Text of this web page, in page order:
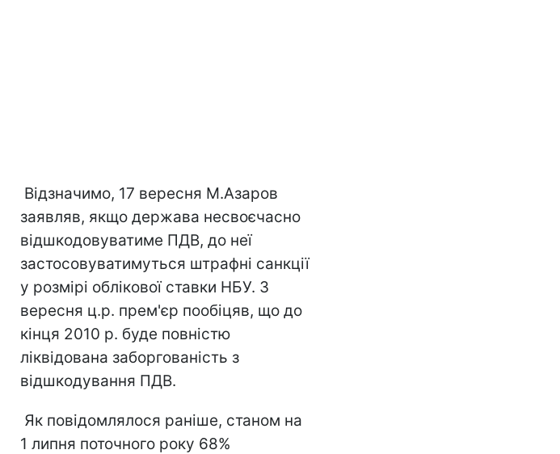
Відзначимо, 17 вересня М.Азаров
заявляв, якщо держава несвоєчасно
відшкодовуватиме ПДВ, до неї
застосовуватимуться штрафні санкції
у розмірі облікової ставки НБУ. 3
вересня ц.р. прем'єр пообіцяв, що до
кінця 2010 р. буде повністю
ліквідована заборгованість з
відшкодування ПДВ.
Як повідомлялося раніше, станом на
1 липня поточного року 68%